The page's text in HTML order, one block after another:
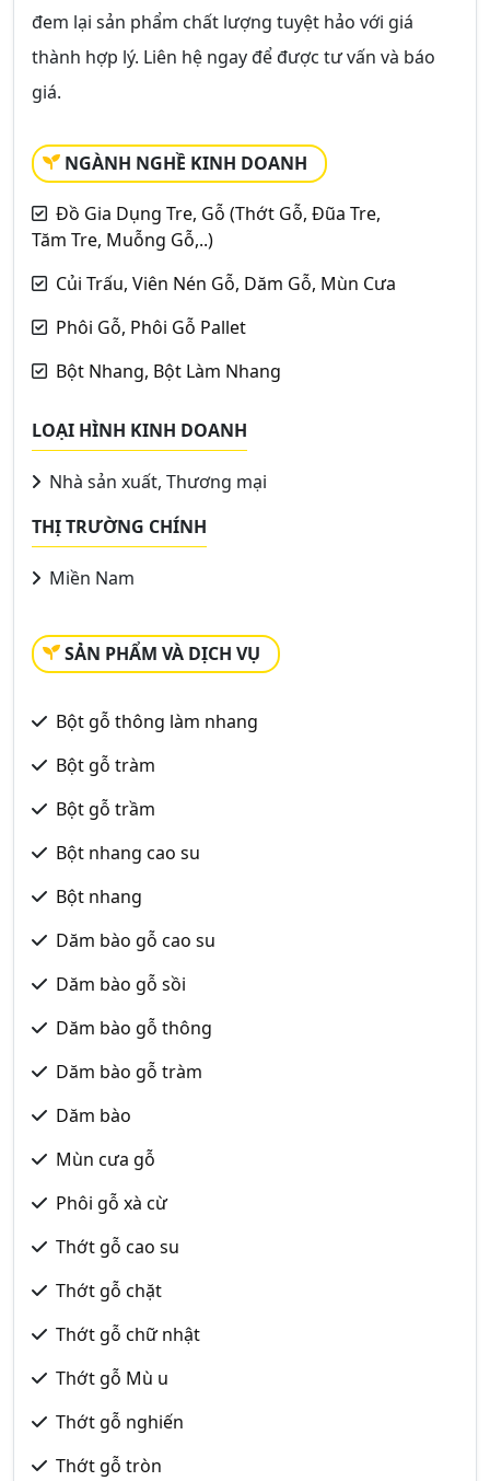
đem lại sản phẩm chất lượng tuyệt hảo với giá
thành hợp lý. Liên hệ ngay để được tư vấn và báo
giá.
NGÀNH NGHỀ KINH DOANH
Đồ Gia Dụng Tre, Gỗ (Thớt Gỗ, Đũa Tre,
Tăm Tre, Muỗng Gỗ,..)
Củi Trấu, Viên Nén Gỗ, Dăm Gỗ, Mùn Cưa
Phôi Gỗ, Phôi Gỗ Pallet
Bột Nhang, Bột Làm Nhang
LOẠI HÌNH KINH DOANH
Nhà sản xuất, Thương mại
THỊ TRƯỜNG CHÍNH
Miền Nam
SẢN PHẨM VÀ DỊCH VỤ
Bột gỗ thông làm nhang
Bột gỗ tràm
Bột gỗ trầm
Bột nhang cao su
Bột nhang
Dăm bào gỗ cao su
Dăm bào gỗ sồi
Dăm bào gỗ thông
Dăm bào gỗ tràm
Dăm bào
Mùn cưa gỗ
Phôi gỗ xà cừ
Thớt gỗ cao su
Thớt gỗ chặt
Thớt gỗ chữ nhật
Thớt gỗ Mù u
Thớt gỗ nghiến
Thớt gỗ tròn